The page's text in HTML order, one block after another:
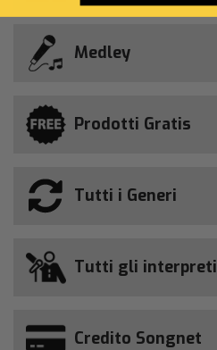
Medley
Prodotti Gratis
Tutti i Generi
Tutti gli interpreti
Credito Songnet